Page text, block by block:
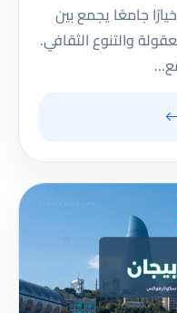
جامعًا يجمع بين
والتنوع الثقافي.